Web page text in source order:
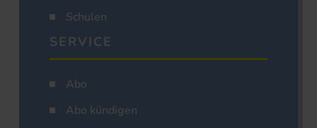
Schulen
SERVICE
Abo
Abo kündigen